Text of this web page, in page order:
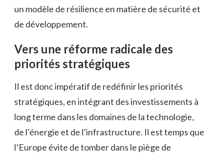
un modèle de résilience en matière de sécurité et
de développement.
Vers une réforme radicale des
priorités stratégiques
Il est donc impératif de redéfinir les priorités
stratégiques, en intégrant des investissements à
long terme dans les domaines de la technologie,
de l’énergie et de l’infrastructure. Il est temps que
l’Europe évite de tomber dans le piège de